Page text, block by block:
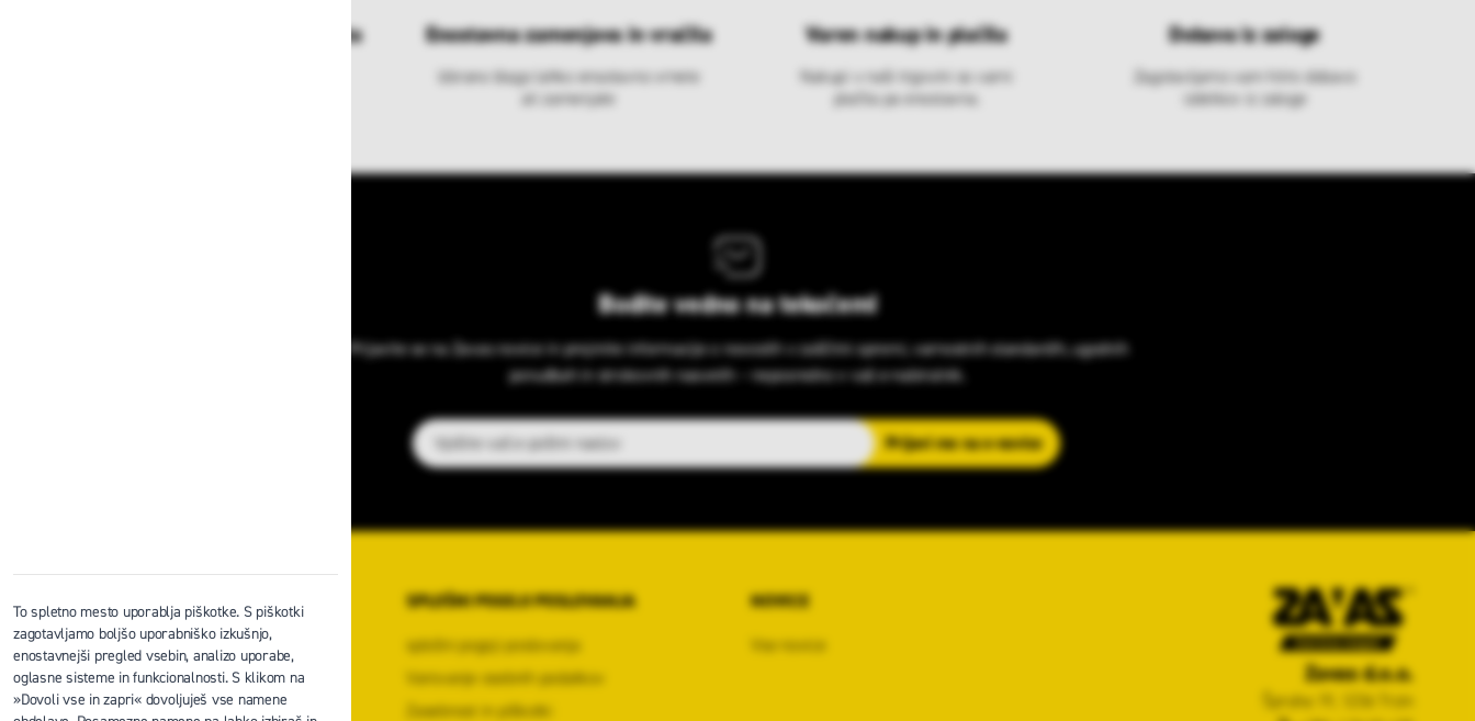
Dostava in prevzemna mesta Enostavna zamenjava in vračila
Izbrano blago lahko ensotavno vrnete
ali zamenjate
Varen nakup in plačila
Nakupi v naši trgovini so varni
plačila pa enostavna.
Dobava iz zaloge
Zagotavljamo vam hitro dobavo
izdelkov iz zaloge
Bodite vedno na tekočem!
Prijavite se na Zavas novice in prejmite informacije o novostih v zaščitni opremi, varnostnih standardih, ugodnih
ponudbah in strokovnih nasvetih – neposredno v vaš e-nabiralnik.
E-poštni naslov
Prijavi me na e-novice
O podjetju
Kontaktni center podjetja
Center za varno delo na višini
SPLOŠNI POGOJI POSLOVANJA
splošni pogoji poslovanja
Varovanje osebnih podatkov
Zasebnost in piškotki
NOVICE
Vse novice
Zavas d.o.o.
Špruha 19, 1236 Trzin
To spletno mesto uporablja piškotke. S piškotki
zagotavljamo boljšo uporabniško izkušnjo,
enostavnejši pregled vsebin, analizo uporabe,
oglasne sisteme in funkcionalnosti. S klikom na
»Dovoli vse in zapri« dovoljuješ vse namene